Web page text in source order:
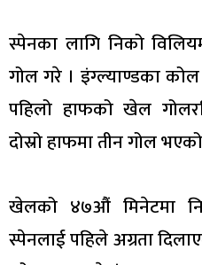
स्पेनका लागि निको
गोल गरे । इंग्ल्याण्डका
पहिलो हाफको खेल
दोस्रो हाफमा तीन गोल
खेलको ४७औं मिनेटमा
स्पेनलाई पहिले अग्रता